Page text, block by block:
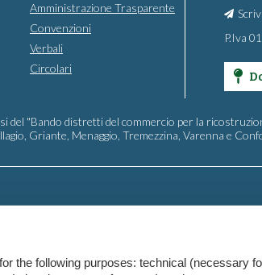
the following purposes: technical (necessary
Amministrazione Trasparente
Convenzioni
Verbali
Circolari
P.Iva
del "Bando distretti del commercio per la
Griante, Menaggio, Tremezzina, Varenna e